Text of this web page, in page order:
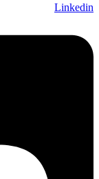
Linkedin